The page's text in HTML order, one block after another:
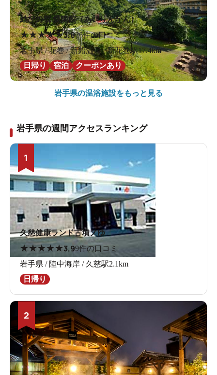
結びの宿 愛隣館（あいりんかん）
★★★★★3.826件の口コミ
岩手県 / 花巻 / 新鉛温泉 / 新花巻駅17.4km
日帰り
宿泊 クーポンあり
岩手県の温浴施設をもっと見る
岩手県の週間アクセスランキング
1
久慈健康ランド古墳ノゆ
★★★ ★★3.99件の口コミ
岩手県 / 陸中海岸 / 久慈駅2.1km
日帰り
2